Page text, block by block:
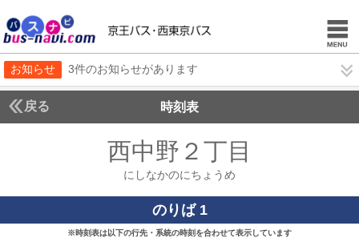
お知らせ 3件のお知らせがあります
戻る 時刻表
西中野２丁目
にしなかのにちょうめ
のりば 1
※時刻表は以下の行先・系統の時刻を合わせて表示しています